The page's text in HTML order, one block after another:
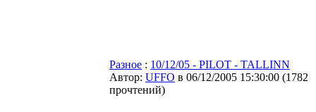
Разное : 10/12/05 - PILOT - TALLINN
Автор: UFFO в 06/12/2005 15:30:00 (1782
прочтений)